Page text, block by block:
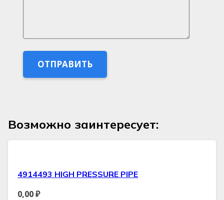
Возможно заинтересует:
4914493 HIGH PRESSURE PIPE
0,00₽